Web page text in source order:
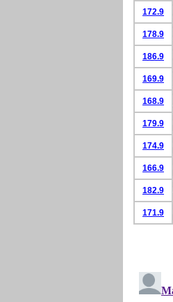
172.9
178.9
186.9
169.9
168.9
179.9
174.9
166.9
182.9
171.9